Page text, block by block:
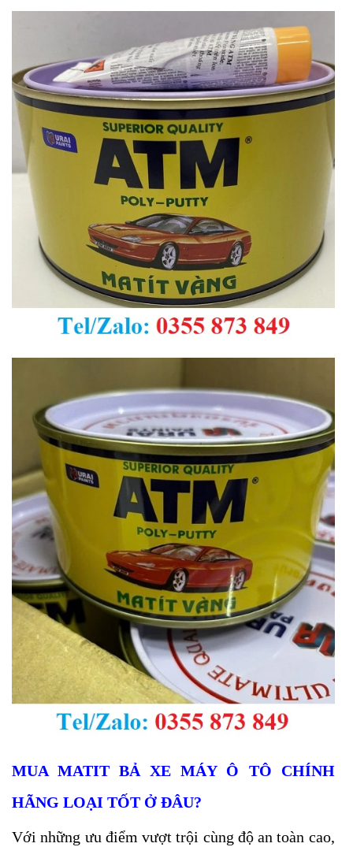
MUA MATIT BẢ XE MÁY Ô TÔ CHÍNH
HÃNG LOẠI TỐT Ở ĐÂU?
Với những ưu điểm vượt trội cùng độ an toàn cao,